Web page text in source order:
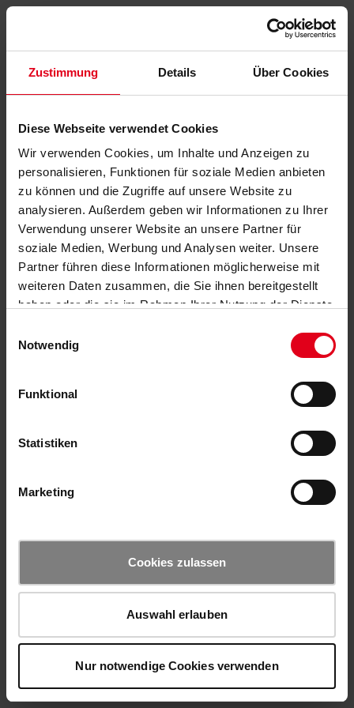
Zustimmung Details Über Cookies
Diese Webseite verwendet Cookies
Wir verwenden Cookies, um Inhalte und Anzeigen zu
personalisieren, Funktionen für soziale Medien anbieten
zu können und die Zugriffe auf unsere Website zu
analysieren. Außerdem geben wir Informationen zu Ihrer
Verwendung unserer Website an unsere Partner für
soziale Medien, Werbung und Analysen weiter. Unsere
Partner führen diese Informationen möglicherweise mit
weiteren Daten zusammen, die Sie ihnen bereitgestellt
haben oder die sie im Rahmen Ihrer Nutzung der Dienste
Notwendig
Funktional
Statistiken
Marketing
Cookies zulassen
Auswahl erlauben
Nur notwendige Cookies verwenden